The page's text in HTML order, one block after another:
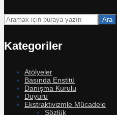
Ara
Kategoriler
Atölyeler
Basında Enstitü
Danışma Kurulu
Duyuru
Ekstraktivizmle Mücadele
Sözlük